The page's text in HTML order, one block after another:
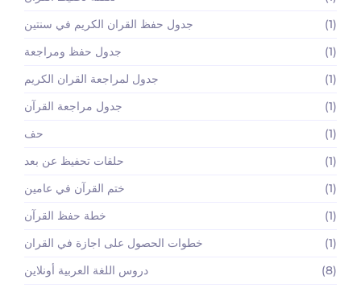
جدول حفظ القران الكريم في سنتين
(1)
جدول حفظ ومراجعة
(1)
جدول لمراجعة القران الكريم
(1)
جدول مراجعة القرآن
(1)
حف
(1)
حلقات تحفيظ عن بعد
(1)
ختم القرآن في عامين
(1)
خطة حفظ القرآن
(1)
خطوات الحصول على اجازة في القران
(1)
دروس اللغة العربية أونلاين
(8)